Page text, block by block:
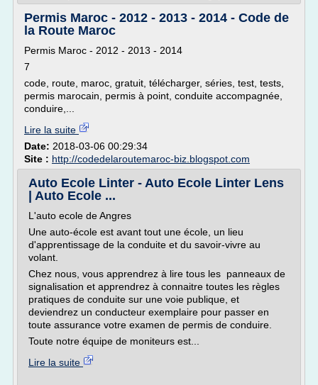
Permis Maroc - 2012 - 2013 - 2014 - Code de
la Route Maroc
Permis Maroc - 2012 - 2013 - 2014
7
code, route, maroc, gratuit, télécharger, séries, test, tests,
permis marocain, permis à point, conduite accompagnée,
conduire,...
Lire la suite
Date: 2018-03-06 00:29:34
Site : http://codedelaroutemaroc-biz.blogspot.com
Auto Ecole Linter - Auto Ecole Linter Lens
| Auto Ecole ...
L'auto ecole de Angres
Une auto-école est avant tout une école, un lieu
d'apprentissage de la conduite et du savoir-vivre au
volant.
Chez nous, vous apprendrez à lire tous les panneaux de
signalisation et apprendrez à connaitre toutes les règles
pratiques de conduite sur une voie publique, et
deviendrez un conducteur exemplaire pour passer en
toute assurance votre examen de permis de conduire.
Toute notre équipe de moniteurs est...
Lire la suite